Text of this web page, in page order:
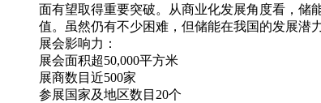
面有望取得重要突破。从商业化发展角度看，储
值。虽然仍有不少困难，但储能在我国的发展潜
展会影响力：
展会面积超50,000平方米
展商数目近500家
参展国家及地区数目20个